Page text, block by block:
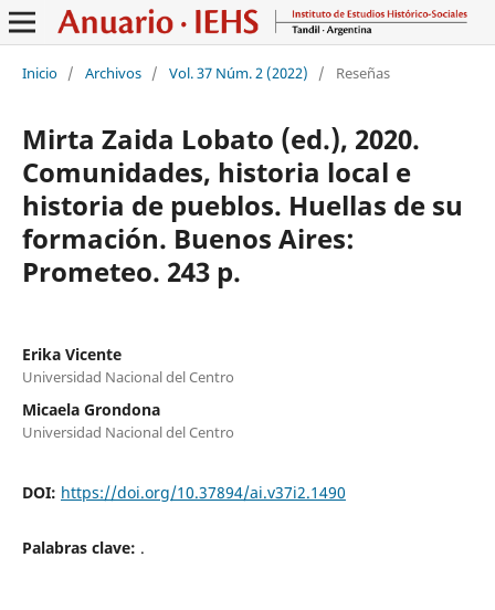
Inicio / Archivos / Vol. 37 Núm. 2 (2022) / Reseñas
Mirta Zaida Lobato (ed.), 2020.
Comunidades, historia local e
historia de pueblos. Huellas de su
formación. Buenos Aires:
Prometeo. 243 p.
Erika Vicente
Universidad Nacional del Centro
Micaela Grondona
Universidad Nacional del Centro
DOI: https://doi.org/10.37894/ai.v37i2.1490
Palabras clave: .